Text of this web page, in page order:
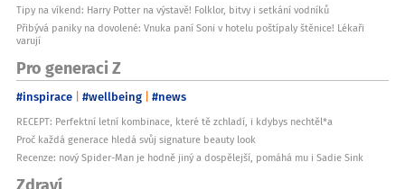
Tipy na víkend: Harry Potter na výstavě! Folklor, bitvy i setkání vodníků
Přibývá paniky na dovolené: Vnuka paní Soni v hotelu poštípaly štěnice! Lékaři
varují
Pro generaci Z
#inspirace #wellbeing #news
RECEPT: Perfektní letní kombinace, které tě zchladí, i kdybys nechtěl*a
Proč každá generace hledá svůj signature beauty look
Recenze: nový Spider-Man je hodně jiný a dospělejší, pomáhá mu i Sadie Sink